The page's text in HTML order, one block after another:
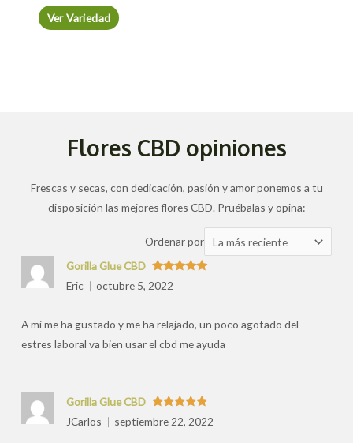
Ver Variedad
Flores CBD opiniones
Frescas y secas, con dedicación, pasión y amor ponemos a tu
disposición las mejores flores CBD. Pruébalas y opina:
Ordenar por Ordenar
las
Valorado
con
Gorilla Glue CBD
Eric
octubre 5, 2022
A mi me ha gustado y me ha relajado, un poco agotado del
estres laboral va bien usar el cbd me ayuda
Valorado
con5de 5
Gorilla Glue CBD
JCarlos
septiembre 22, 2022